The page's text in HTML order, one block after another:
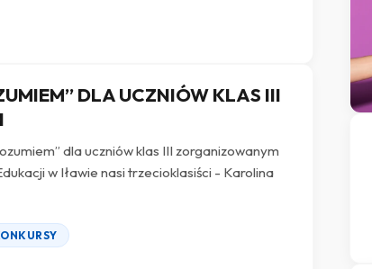
DLA UCZNIÓW KLAS III
dla uczniów klas III zorganizowanym
w Iławie nasi trzecioklasiści - Karolina